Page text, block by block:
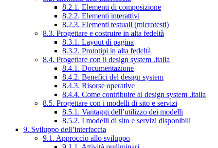
8.2.1. Elementi di composizione
8.2.2. Elementi interattivi
8.2.3. Elementi testuali (microtesti)
8.3. Progettare e costruire in alta fedeltà
8.3.1. Layout di pagina
8.3.2. Prototipi in alta fedeltà
8.4. Progettare con il design system .italia
8.4.1. Documentazione
8.4.2. Benefici del design system
8.4.3. Risorse operative
8.4.4. Come contribuire al design system .italia
8.5. Progettare con i modelli di sito e servizi
8.5.1. Vantaggi dell’utilizzo dei modelli
8.5.2. I modelli di sito e servizi disponibili
9. Sviluppo dell’interfaccia
9.1. Approccio allo sviluppo